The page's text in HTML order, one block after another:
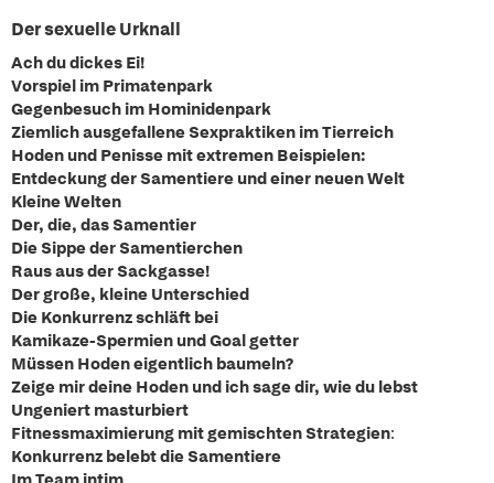
Der sexuelle Urknall
Ach du dickes Ei!
Vorspiel im Primatenpark
Gegenbesuch im Hominidenpark
Ziemlich ausgefallene Sexpraktiken im Tierreich
Hoden und Penisse mit extremen Beispielen:
Entdeckung der Samentiere und einer neuen Welt
Kleine Welten
Der, die, das Samentier
Die Sippe der Samentierchen
Raus aus der Sackgasse!
Der große, kleine Unterschied
Die Konkurrenz schläft bei
Kamikaze-Spermien und Goal getter
Müssen Hoden eigentlich baumeln?
Zeige mir deine Hoden und ich sage dir, wie du lebst
Ungeniert masturbiert
Fitnessmaximierung mit gemischten Strategien:
Konkurrenz belebt die Samentiere